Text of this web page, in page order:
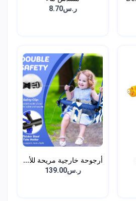
ر.س8.70
أرجوحة خارجية مريحة للأ...
ر.س139.00